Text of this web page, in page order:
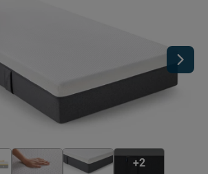
+2